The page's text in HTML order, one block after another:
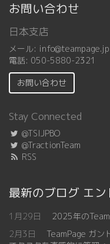
お問い合わせ
日本支店
メール: info@teampage.jp
電話: 050-5880-2321
お問い合わせ
Stay Connected
@TSIJPBO
@TractionTeam
RSS
最新のブログ エン
1月29日
2025年の
2月3日
TeamPage ガン